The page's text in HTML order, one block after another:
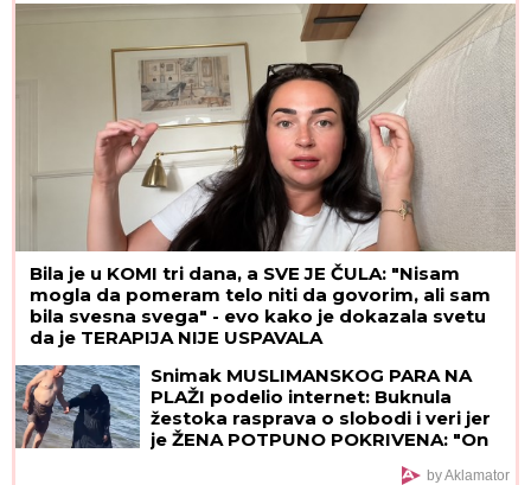
"ČULI SMO ZAPOMAGANJE, A ONDA SU NAŠLI
Komšije otkrile detalje ubistva Milke (82)
na Novom Beogradu: "Sina su izbegavali..."
Stranci izabrali 10 specijaliteta koje
morate probati u Beogradu: Evo
koje jelo ih je potpuno osvojilo!
Kraljica Leticija na Majorki održala
novu lekciju iz stila, ali su joj ĆERKE
KONKURENCIJA - Leonor i Sofija
blistale u prelepim letnjim haljinama